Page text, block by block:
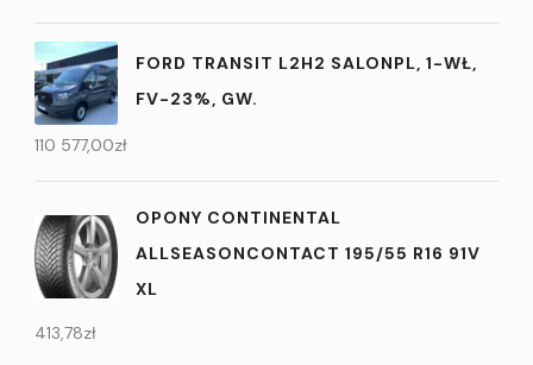
FORD TRANSIT L2H2 SALONPL, 1-WŁ,
FV-23%, GW.
110 577,00zł
OPONY CONTINENTAL
ALLSEASONCONTACT 195/55 R16 91V
XL
413,78zł